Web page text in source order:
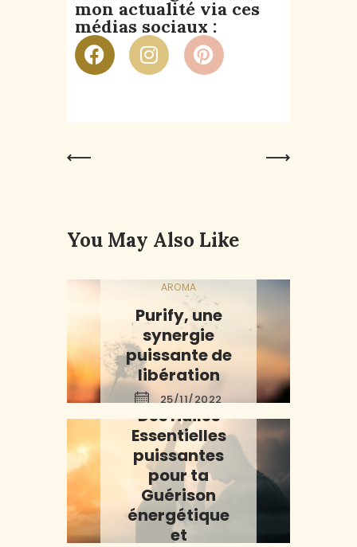
mon actualité via ces
médias sociaux :
You May Also Like
AROMA
Purify, une
synergie
puissante de
libération
25/11/2022
Des Huiles
Essentielles
puissantes
pour ta
Guérison
énergétique
et